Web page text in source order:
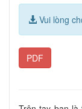
Vui lòng
PDF